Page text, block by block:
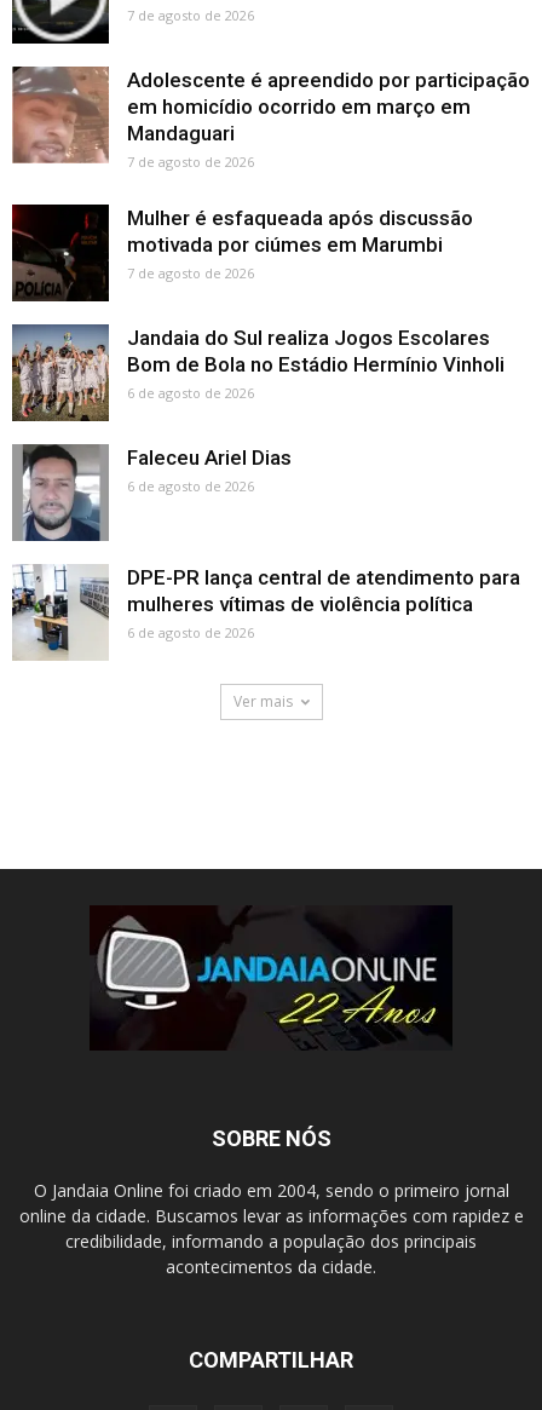
7 de agosto de 2026
Adolescente é apreendido por participação
em homicídio ocorrido em março em
Mandaguari
7 de agosto de 2026
Mulher é esfaqueada após discussão
motivada por ciúmes em Marumbi
7 de agosto de 2026
Jandaia do Sul realiza Jogos Escolares
Bom de Bola no Estádio Hermínio Vinholi
6 de agosto de 2026
Faleceu Ariel Dias
6 de agosto de 2026
DPE-PR lança central de atendimento para
mulheres vítimas de violência política
6 de agosto de 2026
Ver mais
SOBRE NÓS
O Jandaia Online foi criado em 2004, sendo o primeiro jornal
online da cidade. Buscamos levar as informações com rapidez e
credibilidade, informando a população dos principais
acontecimentos da cidade.
COMPARTILHAR